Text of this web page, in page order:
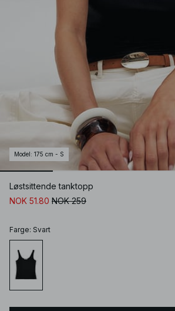
Model : 175 cm - S
Løstsittende tanktopp
NOK 51.80 NOK 259
Farge: Svart